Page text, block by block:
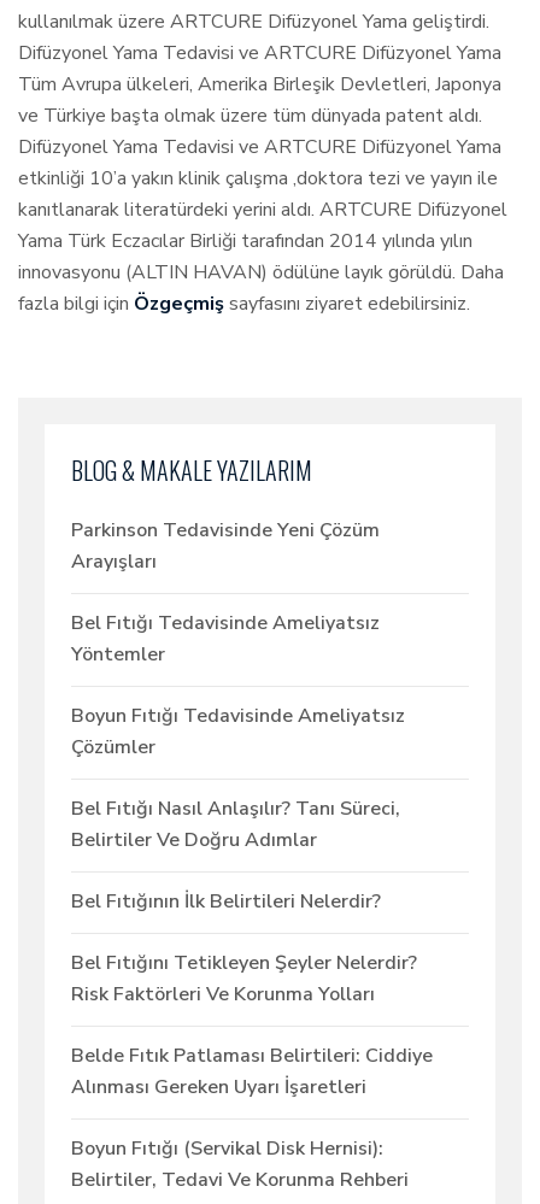
BLOG & MAKALE YAZILARIM
Parkinson Tedavisinde Yeni Çözüm
Arayışları
Bel Fıtığı Tedavisinde Ameliyatsız
Yöntemler
Boyun Fıtığı Tedavisinde Ameliyatsız
Çözümler
Bel Fıtığı Nasıl Anlaşılır? Tanı Süreci,
Belirtiler Ve Doğru Adımlar
Bel Fıtığının İlk Belirtileri Nelerdir?
Bel Fıtığını Tetikleyen Şeyler Nelerdir?
Risk Faktörleri Ve Korunma Yolları
Belde Fıtık Patlaması Belirtileri: Ciddiye
Alınması Gereken Uyarı İşaretleri
Boyun Fıtığı (Servikal Disk Hernisi):
Belirtiler, Tedavi Ve Korunma Rehberi
kullanılmak üzere ARTCURE Difüzyonel Yama geliştirdi.
Difüzyonel Yama Tedavisi ve ARTCURE Difüzyonel Yama
Tüm Avrupa ülkeleri, Amerika Birleşik Devletleri, Japonya
ve Türkiye başta olmak üzere tüm dünyada patent aldı.
Difüzyonel Yama Tedavisi ve ARTCURE Difüzyonel Yama
etkinliği 10’a yakın klinik çalışma ,doktora tezi ve yayın ile
kanıtlanarak literatürdeki yerini aldı. ARTCURE Difüzyonel
Yama Türk Eczacılar Birliği tarafından 2014 yılında yılın
innovasyonu (ALTIN HAVAN) ödülüne layık görüldü. Daha
fazla bilgi için Özgeçmişsayfasını ziyaret edebilirsiniz.